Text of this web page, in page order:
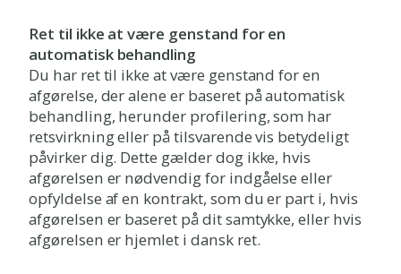
Ret til ikke at være genstand for en
automatisk behandling
Du har ret til ikke at være genstand for en
afgørelse, der alene er baseret på automatisk
behandling, herunder profilering, som har
retsvirkning eller på tilsvarende vis betydeligt
påvirker dig. Dette gælder dog ikke, hvis
afgørelsen er nødvendig for indgåelse eller
opfyldelse af en kontrakt, som du er part i, hvis
afgørelsen er baseret på dit samtykke, eller hvis
afgørelsen er hjemlet i dansk ret.